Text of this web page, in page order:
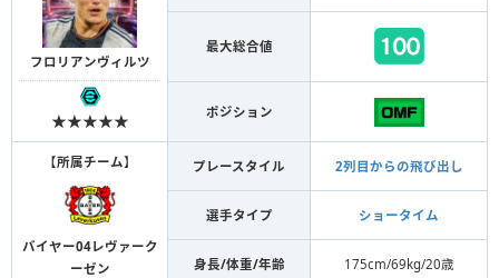
フロリアンヴィルツ
★★★★★
最大総合値
ポジション
【所属チーム】
バイヤー04レヴァーク
ーゼン
プレースタイル 2列目からの飛び出し
選手タイプ ショータイム
身長/体重/年齢 175cm/69kg/20歳